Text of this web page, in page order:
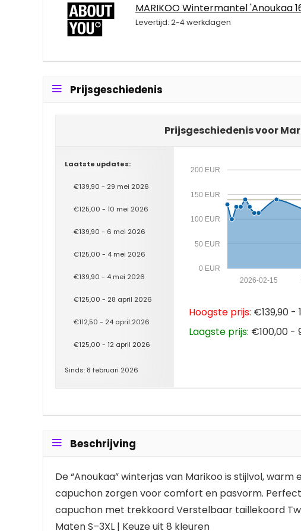
MARIKOO Wintermantel 'Anoukaa
Levertijd: 2-4 werkdagen
Prijsgeschiedenis
Prijsgeschiedenis voor
Laatste updates:
€139,90 - 29 mei 2026
€125,00 - 10 mei 2026
€139,90 - 6 mei 2026
€125,00 - 4 mei 2026
€139,90 - 4 mei 2026
€125,00 - 28 april 2026
€112,50 - 24 april 2026
€125,00 - 12 april 2026
Sinds: 8 februari 2026
0 EUR
50 EUR
100 EUR
150 EUR
200 EUR
2026-02-15
Hoogste prijs: €139,90 -
Laagste prijs: €100,00 -
Beschrijving
De “Anoukaa” winterjas van Marikoo is stijlvol,
capuchon zorgen voor comfort en pasvorm.
capuchon met trekkoord Verstelbaar taillekoord
Maten S–3XL | Keuze uit 8 kleuren